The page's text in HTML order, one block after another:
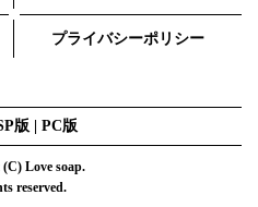
プライバシーポリシー
版 | PC版
Love soap.
reserved.